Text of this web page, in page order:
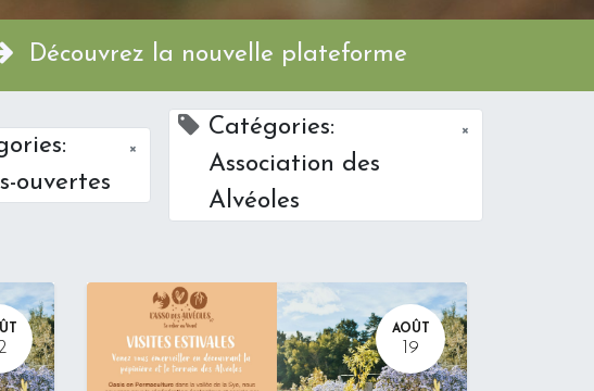
Découvrez la nouvelle plateforme
ouvertes
×
Catégories:
Association des
Alvéoles
×
AOÛT
19